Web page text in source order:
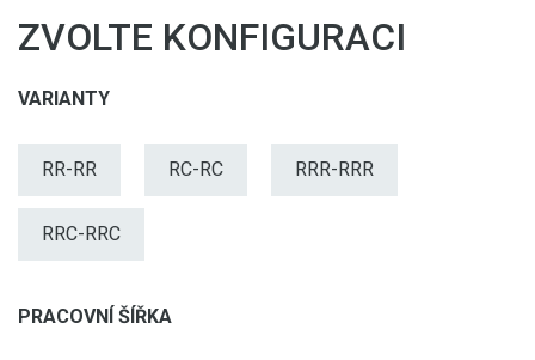
ZVOLTE KONFIGURACI
VARIANTY
RR-RR RC-RC RRR-RRR
RRC-RRC
PRACOVNÍ ŠÍŘKA